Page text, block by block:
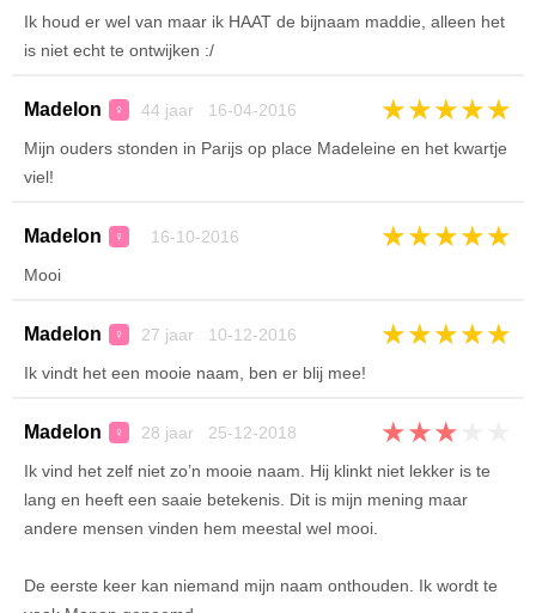
Ik houd er wel van maar ik HAAT de bijnaam maddie, alleen het
is niet echt te ontwijken :/
Madelon ♀ 44 jaar 16-04-2016 ★★★★★
Mijn ouders stonden in Parijs op place Madeleine en het kwartje
viel!
Madelon ♀ 16-10-2016 ★★★★★
Mooi
Madelon ♀ 27 jaar 10-12-2016 ★★★★★
Ik vindt het een mooie naam, ben er blij mee!
Madelon ♀ 28 jaar 25-12-2018 ★★★
Ik vind het zelf niet zo’n mooie naam. Hij klinkt niet lekker is te
lang en heeft een saaie betekenis. Dit is mijn mening maar
andere mensen vinden hem meestal wel mooi.
De eerste keer kan niemand mijn naam onthouden. Ik wordt te